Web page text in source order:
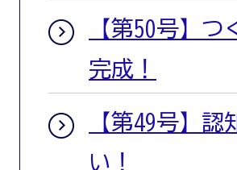
【第50号】
完成！
【第49号】
い！